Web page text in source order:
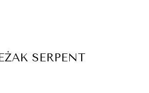
SERPENT